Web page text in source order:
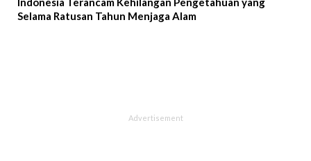
Selama Ratusan Tahun Menjaga Alam